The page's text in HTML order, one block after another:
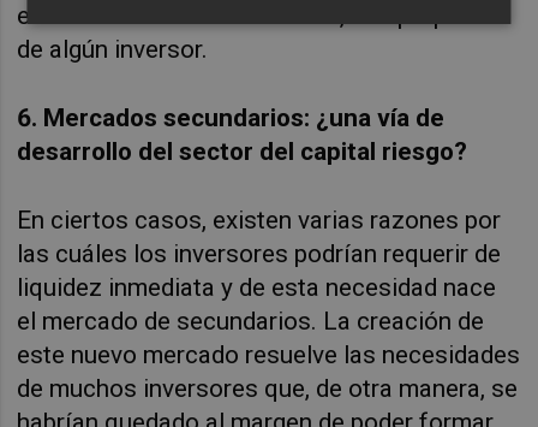
el momento de la transacción, son propiedad
de algún inversor.
6. Mercados secundarios: ¿una vía de
desarrollo del sector del capital riesgo?
En ciertos casos, existen varias razones por
las cuáles los inversores podrían requerir de
liquidez inmediata y de esta necesidad nace
el mercado de secundarios. La creación de
este nuevo mercado resuelve las necesidades
de muchos inversores que, de otra manera, se